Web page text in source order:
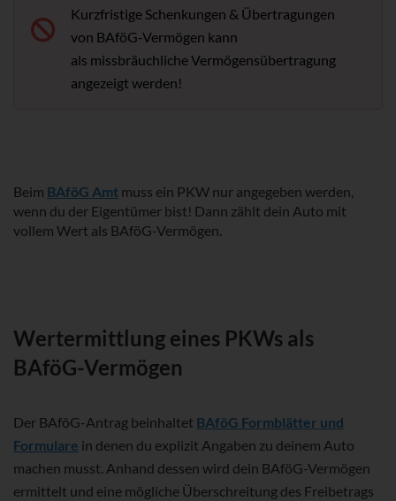
Kurzfristige Schenkungen & Übertragungen
von BAföG-Vermögen kann
als missbräuchliche Vermögensübertragung
angezeigt werden!
Beim BAföG Amt muss ein PKW nur angegeben werden,
wenn du der Eigentümer bist! Dann zählt dein Auto mit
vollem Wert als BAföG-Vermögen.
Wertermittlung eines PKWs als
BAföG-Vermögen
Der BAföG-Antrag beinhaltet BAföG Formblätter und
Formulare in denen du explizit Angaben zu deinem Auto
machen musst. Anhand dessen wird dein BAföG-Vermögen
ermittelt und eine mögliche Überschreitung des Freibetrags